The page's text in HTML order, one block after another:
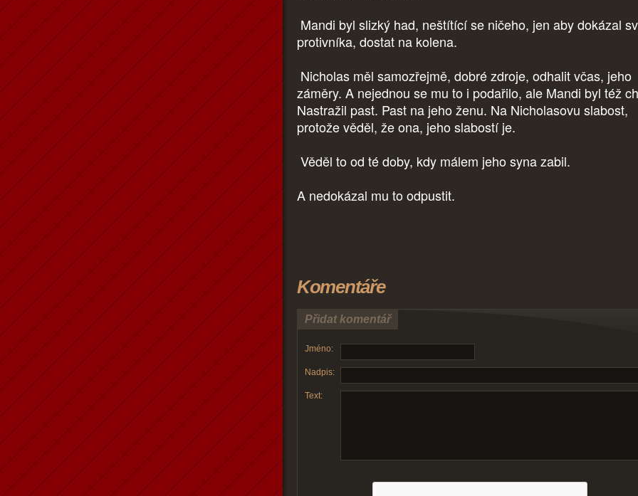
Mandi byl slizký had, neštítící se ničeho, jen aby dokázal
protivníka, dostat na kolena.
Nicholas měl samozřejmě, dobré zdroje, odhalit včas, jeho
záměry. A nejednou se mu to i podařilo, ale Mandi byl též
Nastražil past. Past na jeho ženu. Na Nicholasovu slabost,
protože věděl, že ona, jeho slabostí je.
Věděl to od té doby, kdy málem jeho syna zabil.
A nedokázal mu to odpustit.
Komentáře
Přidat komentář
Jméno:
Nadpis:
Text: